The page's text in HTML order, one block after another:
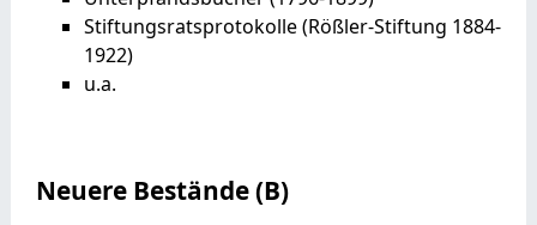
Stiftungsratsprotokolle (Rößler-Stiftung 1884-
1922)
u.a.
Neuere Bestände (B)